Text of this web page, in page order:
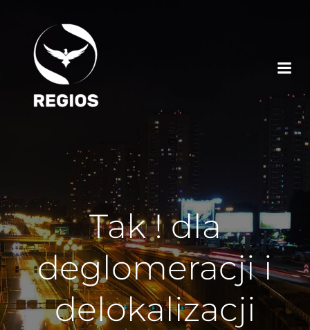
Tak ! dla
deglomeracji i
delokalizacji